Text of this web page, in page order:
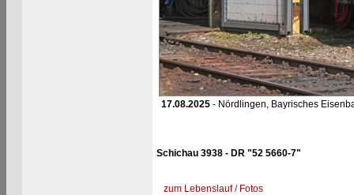
17.08.2025- Nördlingen, Bayrisches
Schichau 3938 - DR "52 5660-7"
zum Lebenslauf / Fotos